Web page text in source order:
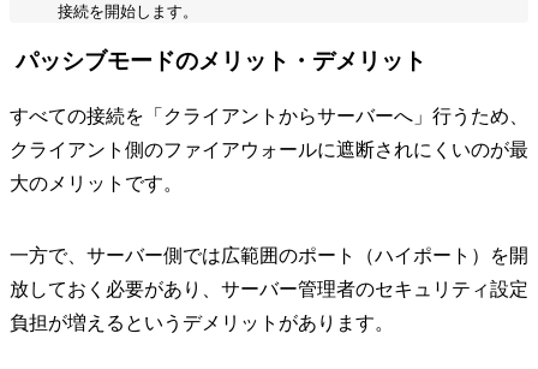
接続を開始します。
パッシブモードのメリット・デメリット
すべての接続を「クライアントからサーバーへ」行うため、
クライアント側のファイアウォールに遮断されにくいのが最
大のメリットです。
一方で、サーバー側では広範囲のポート（ハイポート）を開
放しておく必要があり、サーバー管理者のセキュリティ設定
負担が増えるというデメリットがあります。